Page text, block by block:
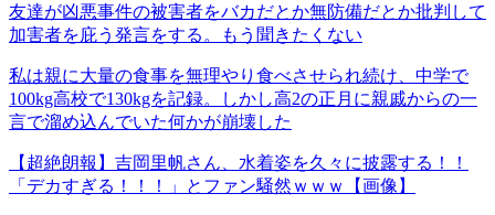
友達が凶悪事件の被害者をバカだとか無防備だとか批判して
加害者を庇う発言をする。もう聞きたくない
私は親に大量の食事を無理やり食べさせられ続け、中学で
100kg高校で130kgを記録。しかし高2の正月に親戚からの一
言で溜め込んでいた何かが崩壊した
【超絶朗報】吉岡里帆さん、水着姿を久々に披露する！！
「デカすぎる！！！」とファン騒然ｗｗｗ【画像】